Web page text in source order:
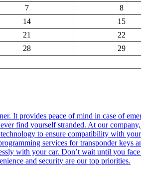
7 8
14 15
21 22
28 29
It provides peace of mind in case of
find yourself stranded. At our
to ensure compatibility with
services for transponder keys
with your car. Don’t wait until you
and security are our top priorities.